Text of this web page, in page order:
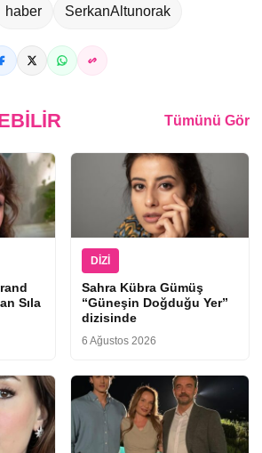
haber SerkanAltunorak
Tümünü Gör
Sıla
DIZI
Sahra Kübra Gümüş
“Güneşin Doğduğu Yer”
dizisinde
6 Ağustos 2026